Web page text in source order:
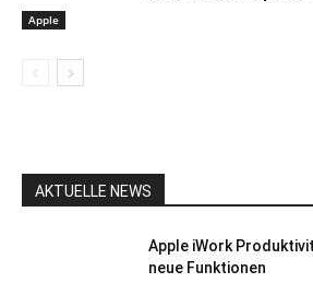
Apple
AKTUELLE NEWS
Apple iWork
neue Funktionen